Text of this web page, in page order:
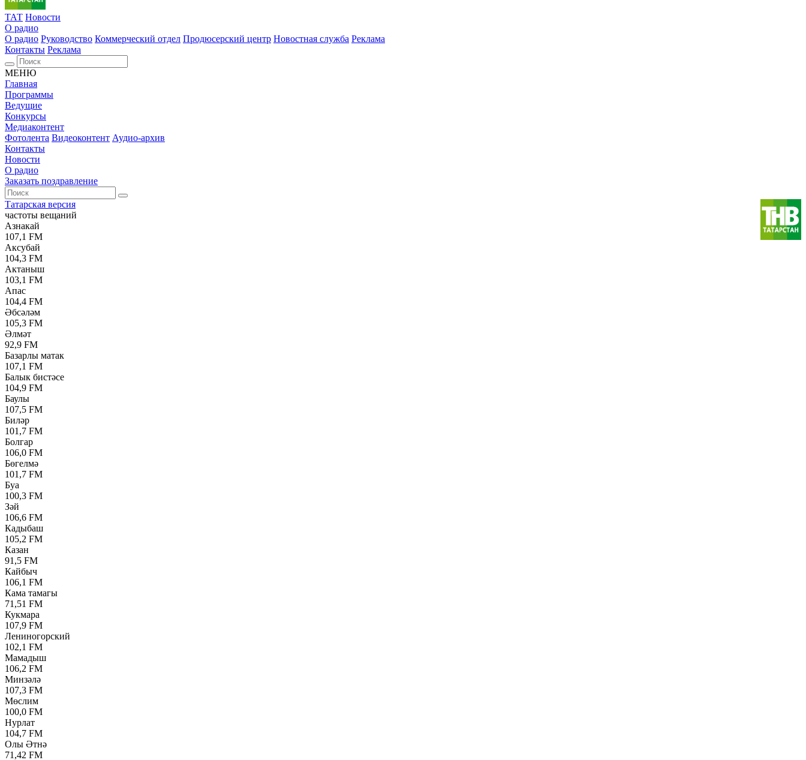
ТАТ Новости
О радио
О радио Руководство Коммерческий отдел Продюсерский центр Новостная служба Реклама
Контакты Реклама
МЕНЮ
Главная
Программы
Ведущие
Конкурсы
Медиаконтент
Фотолента Видеоконтент Аудио-архив
Контакты
Новости
О радио
Заказать поздравление
Татарская версия
частоты вещаний
Азнакай
107,1 FM
Аксубай
104,3 FM
Актаныш
103,1 FM
Апас
104,4 FM
Әбсәләм
105,3 FM
Әлмәт
92,9 FM
Базарлы матак
107,1 FM
Балык бистәсе
104,9 FM
Баулы
107,5 FM
Биләр
101,7 FM
Болгар
106,0 FM
Бөгелмә
101,7 FM
Буа
100,3 FM
Зәй
106,6 FM
Кадыбаш
105,2 FM
Казан
91,5 FM
Кайбыч
106,1 FM
Кама тамагы
71,51 FM
Кукмара
107,9 FM
Лениногорский
102,1 FM
Мамадыш
106,2 FM
Минзәлә
107,3 FM
Мөслим
100,0 FM
Нурлат
104,7 FM
Олы Әтнә
71,42 FM